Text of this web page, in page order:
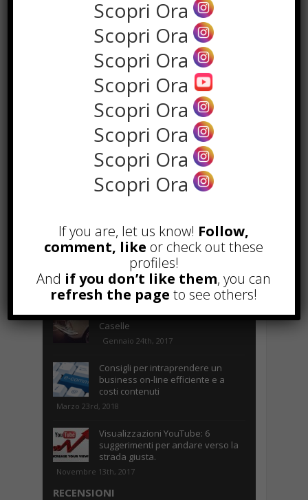
Novembre 22nd, 2016
Comprare visite YouTube: i 5
vantaggi TOP!
Novembre 2nd, 2017
Parcheggiare low-cost a Torino
Caselle
Gennaio 24th, 2017
Consigli per intraprendere un
business on-line efficiente e a
costi contenuti
Marzo 23rd, 2018
Visualizzazioni YouTube: 6
suggerimenti per andare verso la
strada giusta.
Novembre 13th, 2017
RECENSIONI
Scopri Ora
Scopri Ora
Scopri Ora
Scopri Ora
Scopri Ora
Scopri Ora
Scopri Ora
Scopri Ora
If you are, let us know! Follow,
comment, like or check out these
profiles!
And if you don’t like them, you can
refresh the page to see others!